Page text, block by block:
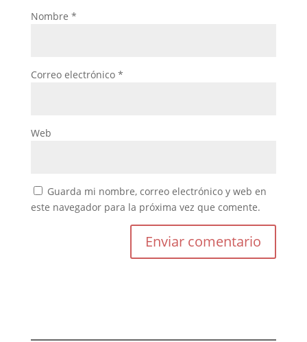
Nombre *
Correo electrónico *
Web
Guarda mi nombre, correo electrónico y web en
este navegador para la próxima vez que comente.